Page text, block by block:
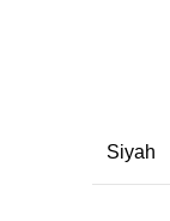
Siyah